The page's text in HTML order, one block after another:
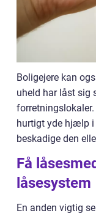
Boligejere kan
uheld har låst sig
hurtigt yde hjælp i
beskadige den
Få
låsesystem
En anden vigtig